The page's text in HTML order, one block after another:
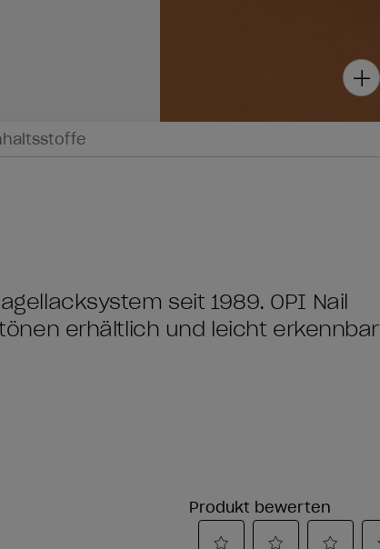
seit 1989. OPI Nail
erhältlich und leicht erkennbar